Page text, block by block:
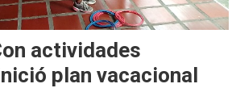
actividades
plan vacacional